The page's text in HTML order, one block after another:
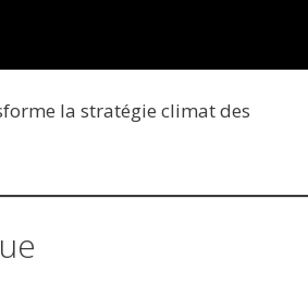
la stratégie climat des